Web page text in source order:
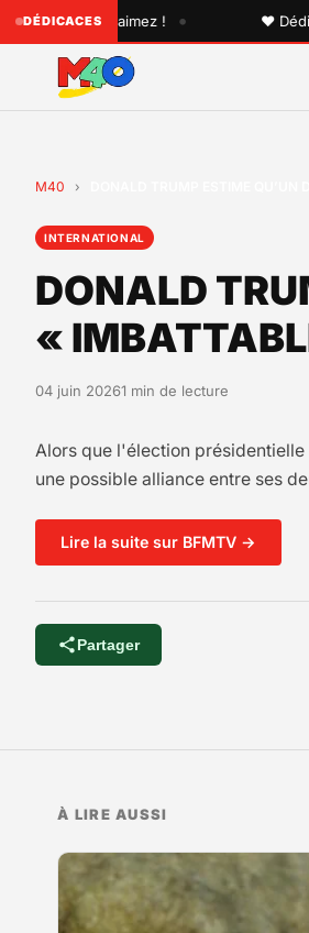
DÉDICACES
vous aimez ! • ♥
M40 ›
INTERNATIONAL
DONALD
«
04 juin 20261 min de lecture
Alors que l'élection
une possible alliance entre ses
Lire la suite sur BFMTV →
Partager
À LIRE AUSSI